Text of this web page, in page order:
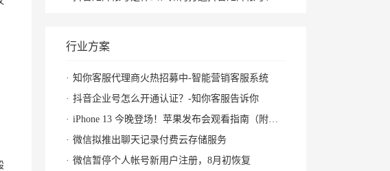
行业方案
知你客服代理商火热招募中-智能营销客服系统
抖音企业号怎么开通认证？-知你客服告诉你
iPhone 13 今晚登场！苹果发布会观看指南（附直播入口）
微信拟推出聊天记录付费云存储服务
微信暂停个人帐号新用户注册，8月初恢复